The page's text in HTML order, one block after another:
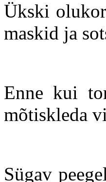
Ükski
maskid ja
Enne kui
mõtiskleda
Sügav